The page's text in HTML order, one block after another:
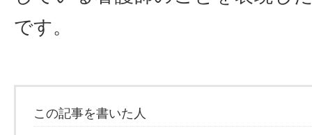
です。
この記事を書いた人